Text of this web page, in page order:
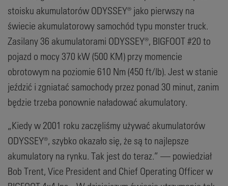
stoisku akumulatorów ODYSSEY® jako pierwszy na
świecie akumulatorowy samochód typu monster truck.
Zasilany 36 akumulatorami ODYSSEY®, BIGFOOT #20 to
pojazd o mocy 370 kW (500 KM) przy momencie
obrotowym na poziomie 610 Nm (450 ft/lb). Jest w stanie
jeździć i zgniatać samochody przez ponad 30 minut, zanim
będzie trzeba ponownie naładować akumulatory.
„Kiedy w 2001 roku zaczęliśmy używać akumulatorów
ODYSSEY®, szybko okazało się, że są to najlepsze
akumulatory na rynku. Tak jest do teraz.” — powiedział
Bob Trent, Vice President and Chief Operating Officer w